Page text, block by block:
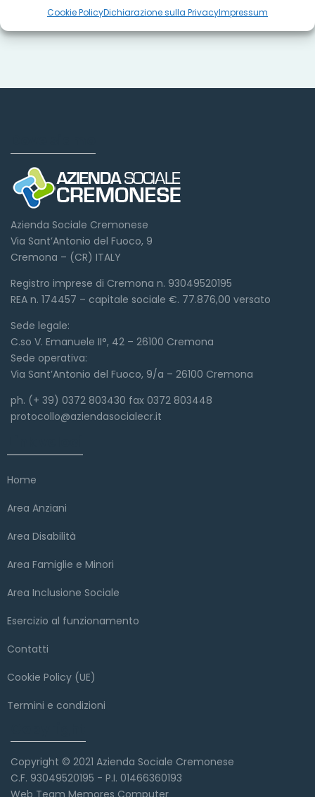
Cookie PolicyDichiarazione sulla PrivacyImpressum
Azienda Sociale Cremonese
Via Sant’Antonio del Fuoco, 9
Cremona – (CR) ITALY
Registro imprese di Cremona n. 93049520195
REA n. 174457 – capitale sociale €. 77.876,00 versato
Sede legale:
C.so V. Emanuele II°, 42 – 26100 Cremona
Sede operativa:
Via Sant’Antonio del Fuoco, 9/a – 26100 Cremona
ph. (+ 39) 0372 803430 fax 0372 803448
protocollo@aziendasocialecr.it
Home
Area Anziani
Area Disabilità
Area Famiglie e Minori
Area Inclusione Sociale
Esercizio al funzionamento
Contatti
Cookie Policy (UE)
Termini e condizioni
Copyright © 2021 Azienda Sociale Cremonese
C.F. 93049520195 - P.I. 01466360193
Web Team Memores Computer